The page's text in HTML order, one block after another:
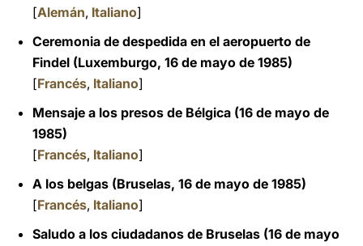
[Alemán, Italiano]
Ceremonia de despedida en el aeropuerto de
Findel (Luxemburgo, 16 de mayo de 1985)
[Francés, Italiano]
Mensaje a los presos de Bélgica (16 de mayo de
1985)
[Francés, Italiano]
A los belgas (Bruselas, 16 de mayo de 1985)
[Francés, Italiano]
Saludo a los ciudadanos de Bruselas (16 de mayo